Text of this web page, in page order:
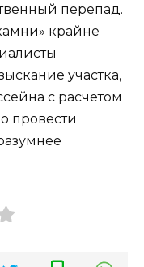
перепад.
крайне
участка,
с расчетом
провести